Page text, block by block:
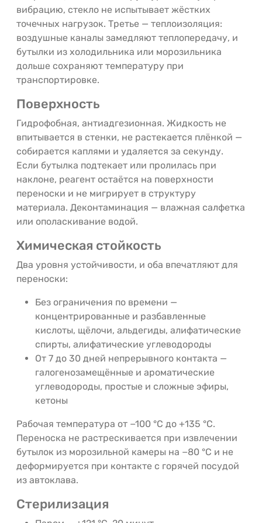
вибрацию, стекло не испытывает жёстких
точечных нагрузок. Третье — теплоизоляция:
воздушные каналы замедляют теплопередачу, и
бутылки из холодильника или морозильника
дольше сохраняют температуру при
транспортировке.
Поверхность
Гидрофобная, антиадгезионная. Жидкость не
впитывается в стенки, не растекается плёнкой —
собирается каплями и удаляется за секунду.
Если бутылка подтекает или пролилась при
наклоне, реагент остаётся на поверхности
переноски и не мигрирует в структуру
материала. Деконтаминация — влажная салфетка
или ополаскивание водой.
Химическая стойкость
Два уровня устойчивости, и оба впечатляют для
переноски:
Без ограничения по времени —
концентрированные и разбавленные
кислоты, щёлочи, альдегиды, алифатические
спирты, алифатические углеводороды
От 7 до 30 дней непрерывного контакта —
галогенозамещённые и ароматические
углеводороды, простые и сложные эфиры,
кетоны
Рабочая температура от −100 °C до +135 °C.
Переноска не растрескивается при извлечении
бутылок из морозильной камеры на −80 °C и не
деформируется при контакте с горячей посудой
из автоклава.
Стерилизация